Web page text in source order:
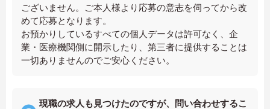
ございません。ご本人様より応募の意志を伺ってから改
めて応募となります。
お預かりしているすべての個人データは許可なく、企
業・医療機関側に開示したり、第三者に提供することは
一切ありませんのでご安心ください。
現職の求人も見つけたのですが、問い合わせするこ